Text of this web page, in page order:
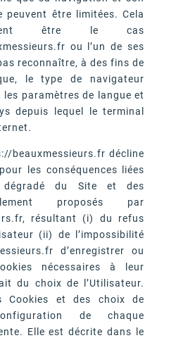
peuvent être limitées. Cela
être le cas
ou l’un de ses
reconnaître, à des fins de
le type de navigateur
paramètres de langue et
depuis lequel le terminal
beauxmessieurs.fr décline
les conséquences liées
dégradé du Site et des
proposés par
résultant (i) du refus
(ii) de l’impossibilité
d’enregistrer ou
nécessaires à leur
du choix de l’Utilisateur.
Cookies et des choix de
de chaque
Elle est décrite dans le